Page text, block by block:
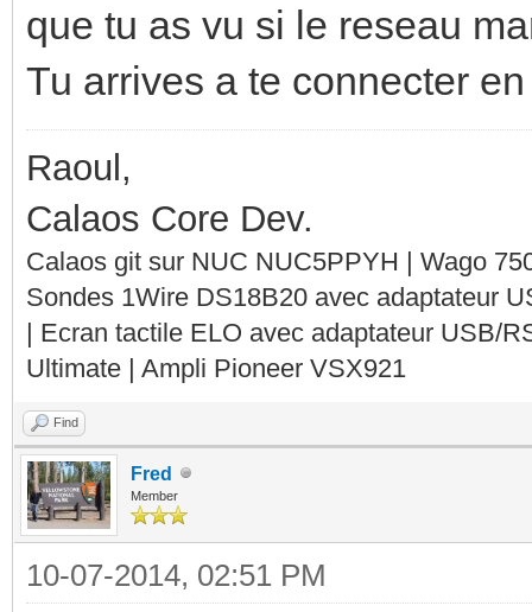
que tu as vu si le reseau
Tu arrives a te connecter
Raoul,
Calaos Core Dev.
Calaos git sur NUC NUC5PPYH | Wago
Sondes 1Wire DS18B20 avec adaptateur
| Ecran tactile ELO avec adaptateur USB/
Ultimate | Ampli Pioneer VSX921
Find
Fred
Member
10-07-2014, 02:51 PM